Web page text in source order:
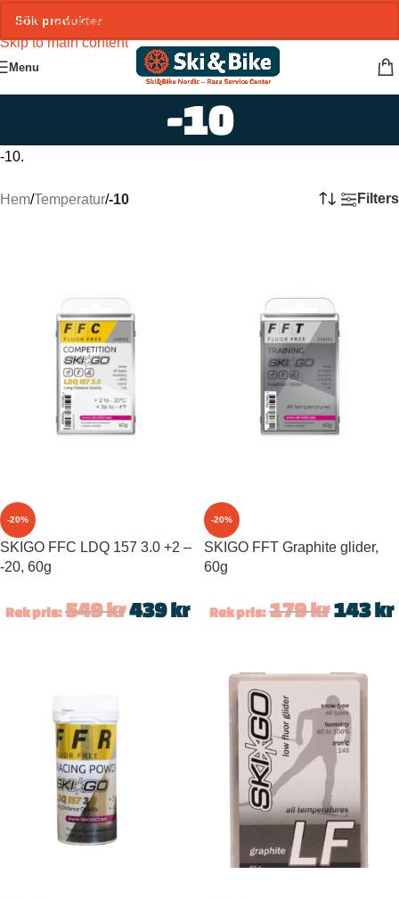
Skip to navigation
Skip to main content
Menu
-10
-10.
Hem/Temperatur/-10 Filters
-20%
SKIGO FFC LDQ 157 3.0 +2 –
-20, 60g
Rek pris: 549kr439kr
-20%
SKIGO FFT Graphite glider,
60g
Rek pris: 179kr 143kr